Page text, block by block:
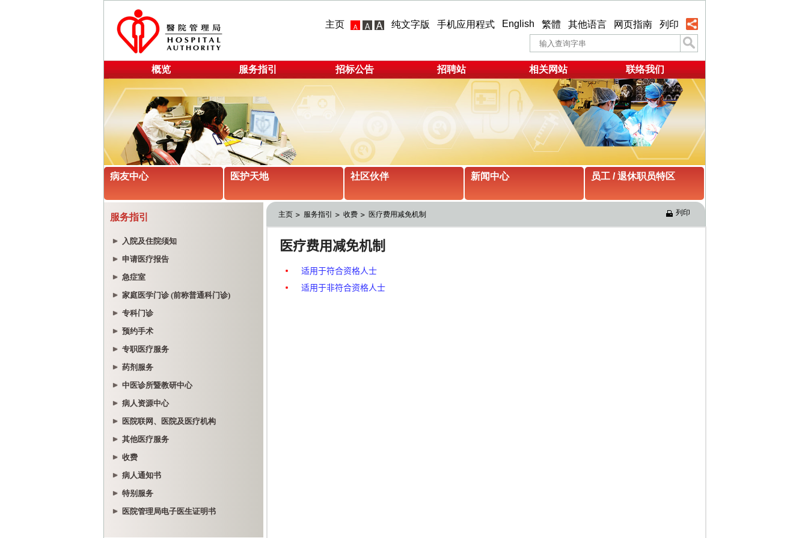
主页 纯文字版 手机应用程式 English 繁體 其他语言 网页指南 列印
概览 服务指引 招标公告 招聘站 相关网站 联络我们
病友中心 医护天地 社区伙伴 新闻中心 员工 / 退休职员特区
服务指引
入院及住院须知
申请医疗报告
急症室
家庭医学门诊 (前称普通科门诊)
专科门诊
预约手术
专职医疗服务
药剂服务
中医诊所暨教研中心
病人资源中心
医院联网、医院及医疗机构
其他医疗服务
收费
病人通知书
特别服务
医院管理局电子医生证明书
主页 服务指引 收费 医疗费用减免机制 列印